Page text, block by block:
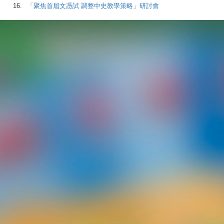
16.
「聚焦首屆文憑試 調整中史教學策略」研討會